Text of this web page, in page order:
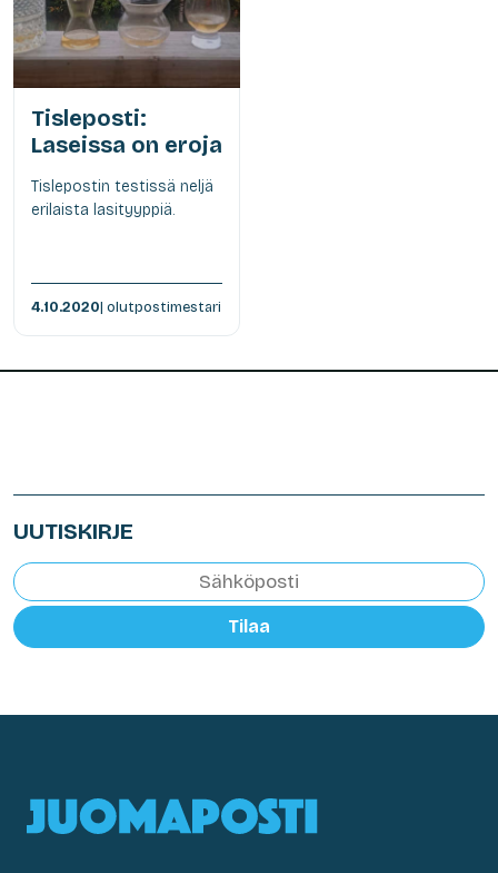
Tisleposti:
Laseissa on eroja
Tislepostin testissä neljä
erilaista lasityyppiä.
4.10.2020| olutpostimestari
UUTISKIRJE
Tilaa